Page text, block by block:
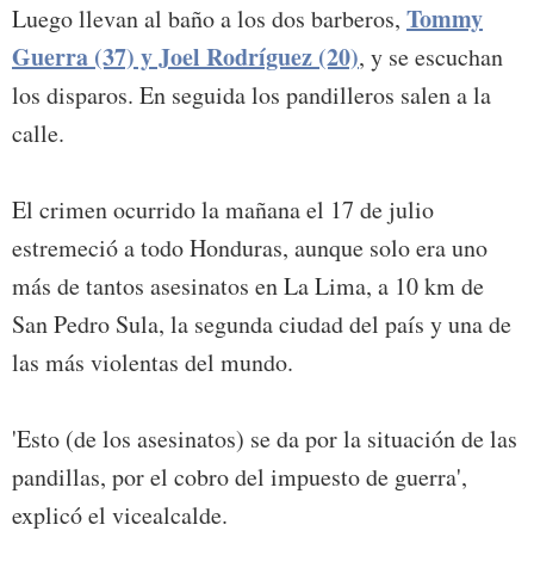
Luego llevan al baño a los dos barberos, Tommy
Guerra (37) y Joel Rodríguez (20), y se escuchan
los disparos. En seguida los pandilleros salen a la
calle.
El crimen ocurrido la mañana el 17 de julio
estremeció a todo Honduras, aunque solo era uno
más de tantos asesinatos en La Lima, a 10 km de
San Pedro Sula, la segunda ciudad del país y una de
las más violentas del mundo.
'Esto (de los asesinatos) se da por la situación de las
pandillas, por el cobro del impuesto de guerra',
explicó el vicealcalde.